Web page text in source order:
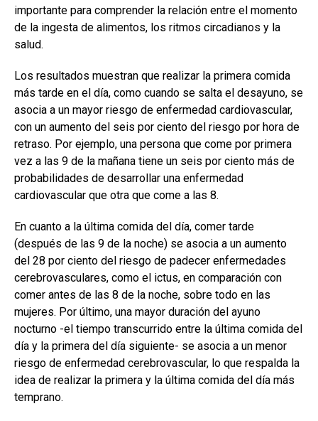
importante para comprender la relación entre el momento
de la ingesta de alimentos, los ritmos circadianos y la
salud.
Los resultados muestran que realizar la primera comida
más tarde en el día, como cuando se salta el desayuno, se
asocia a un mayor riesgo de enfermedad cardiovascular,
con un aumento del seis por ciento del riesgo por hora de
retraso. Por ejemplo, una persona que come por primera
vez a las 9 de la mañana tiene un seis por ciento más de
probabilidades de desarrollar una enfermedad
cardiovascular que otra que come a las 8.
En cuanto a la última comida del día, comer tarde
(después de las 9 de la noche) se asocia a un aumento
del 28 por ciento del riesgo de padecer enfermedades
cerebrovasculares, como el ictus, en comparación con
comer antes de las 8 de la noche, sobre todo en las
mujeres. Por último, una mayor duración del ayuno
nocturno -el tiempo transcurrido entre la última comida del
día y la primera del día siguiente- se asocia a un menor
riesgo de enfermedad cerebrovascular, lo que respalda la
idea de realizar la primera y la última comida del día más
temprano.